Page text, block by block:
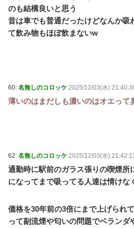
のも結構良いと思う
昔は車でも普通だったけどなんか吸
て飲み物もほぼ飲まないw
60: 名無しのコロッケ 2025/12/03(水)
薄いのはまだしも濃いのはオエって
62: 名無しのコロッケ 2025/12/03(水)
通勤時に駅前のガラス張りの喫煙所
になってまで吸ってる人達は情けな
価格を30年前の3倍にまで上げられ
って副流煙や匂いの問題でベランダ